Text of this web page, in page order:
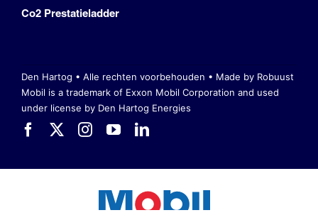
Co2 Prestatieladder
Den Hartog • Alle rechten voorbehouden • Made by Robuust
Mobil is a trademark of Exxon Mobil Corporation and used
under license by Den Hartog Energies